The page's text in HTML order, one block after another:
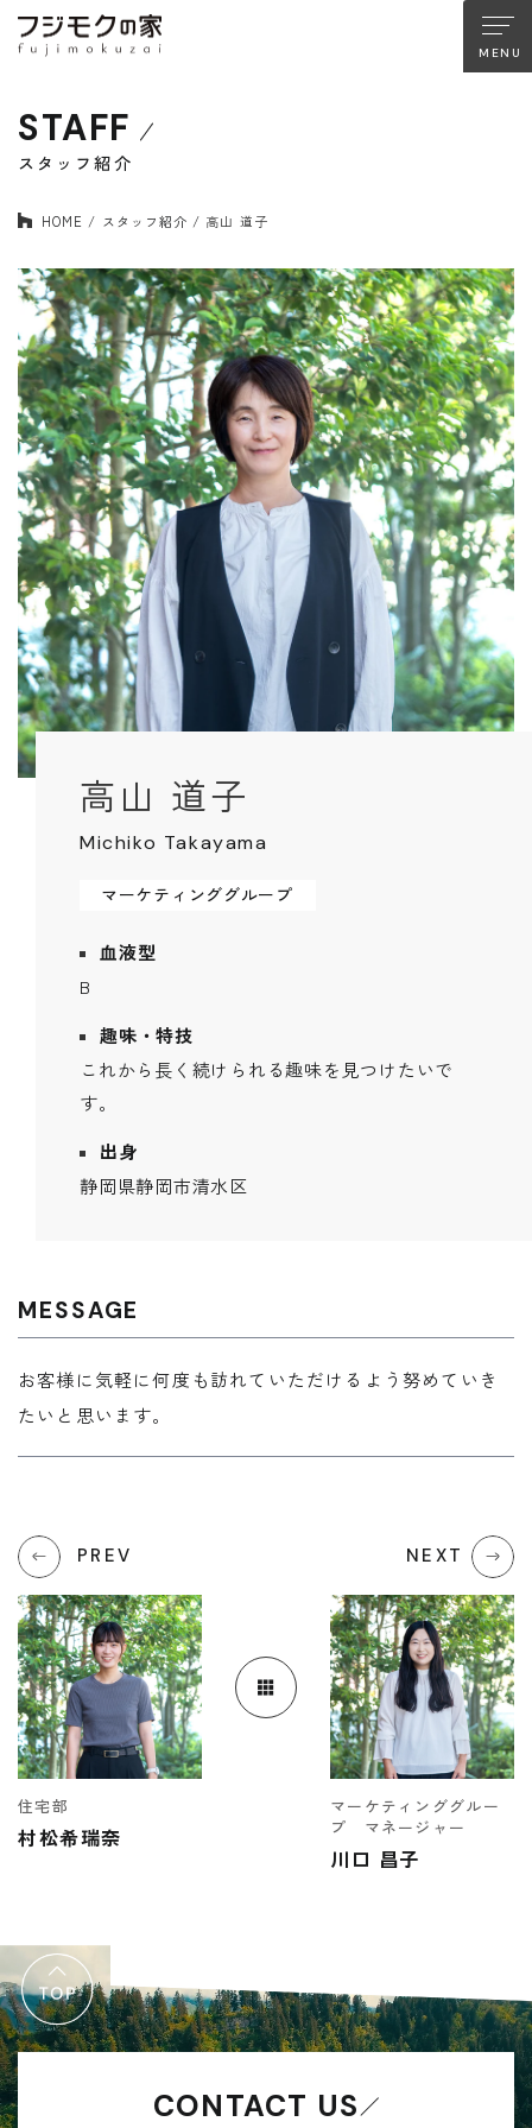
資料請求
木材へのこだわり
アフターサポート
フジモクのリノベーション
Company
会社情報
Staff
スタッフ紹介
Faq
よくあるご質問
Contact
資料請求・
お問い合わせ
Web magazine
メルマガ登録
Works
施工事例
Interview
住まい手の声
Event
イベント情報
モデルハウス
電話からのお問い合わせ
受付時間 9:00-18:00 火・水定休日
0545-63-0123
プライバシーポリシー
STAFF
スタッフ紹介
HOME スタッフ紹介 高山 道子
高山 道子
Michiko Takayama
マーケティンググループ
血液型
B
趣味・特技
これから長く続けられる趣味を見つけたいで
す。
出身
静岡県静岡市清水区
MESSAGE
お客様に気軽に何度も訪れていただけるよう努めていき
たいと思います。
PREV
住宅部
村松希瑞奈
NEXT
マーケティンググルー
プ マネージャー
川口 昌子
CONTACT US